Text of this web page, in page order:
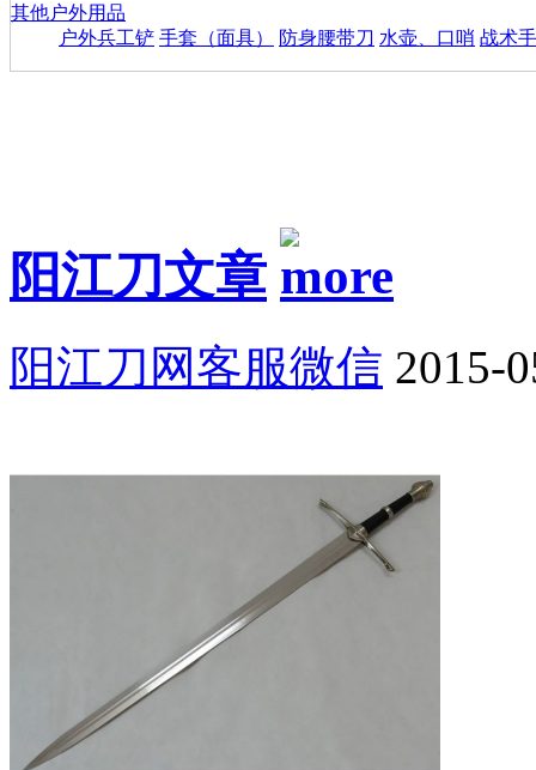
其他户外用品
户外兵工铲 手套（面具） 防身腰带刀 水壶、口哨 战术
阳江刀文章
阳江刀网客服微信 2015-